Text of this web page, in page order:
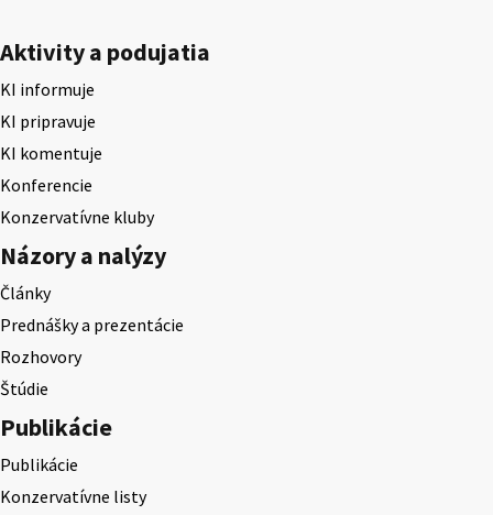
Aktivity a podujatia
KI informuje
KI pripravuje
KI komentuje
Konferencie
Konzervatívne kluby
Názory a nalýzy
Články
Prednášky a prezentácie
Rozhovory
Štúdie
Publikácie
Publikácie
Konzervatívne listy